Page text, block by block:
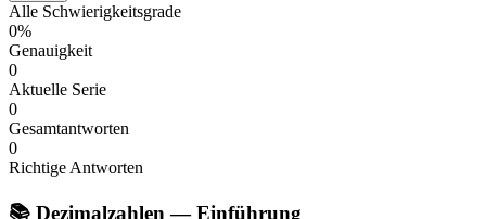
Alle Schwierigkeitsgrade
0%
Genauigkeit
0
Aktuelle Serie
0
Gesamtantworten
0
Richtige Antworten
📚 Dezimalzahlen — Einführung